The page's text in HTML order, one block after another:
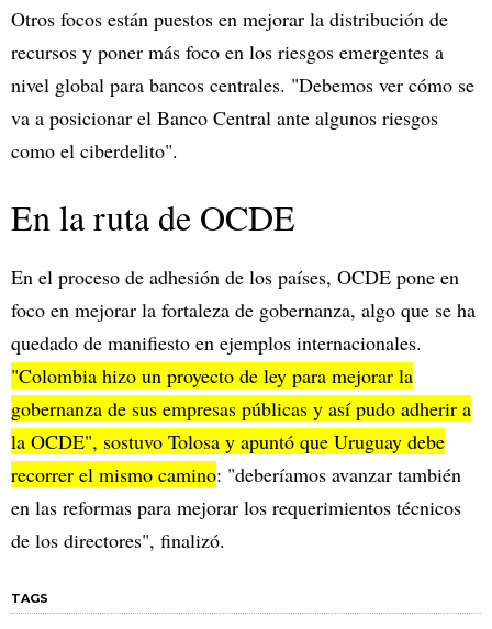
Otros focos están puestos en mejorar la distribución de
recursos y poner más foco en los riesgos emergentes a
nivel global para bancos centrales. "Debemos ver cómo se
va a posicionar el Banco Central ante algunos riesgos
como el ciberdelito".
En la ruta de OCDE
En el proceso de adhesión de los países, OCDE pone en
foco en mejorar la fortaleza de gobernanza, algo que se ha
quedado de manifiesto en ejemplos internacionales.
"Colombia hizo un proyecto de ley para mejorar la
gobernanza de sus empresas públicas y así pudo adherir a
la OCDE", sostuvo Tolosa y apuntó que Uruguay debe
recorrer el mismo camino: "deberíamos avanzar también
en las reformas para mejorar los requerimientos técnicos
de los directores", finalizó.
TAGS